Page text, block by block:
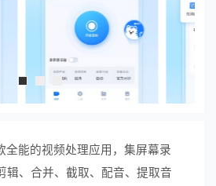
全能的视频处理应用，集屏幕录
辑、合并、截取、配音、提取音